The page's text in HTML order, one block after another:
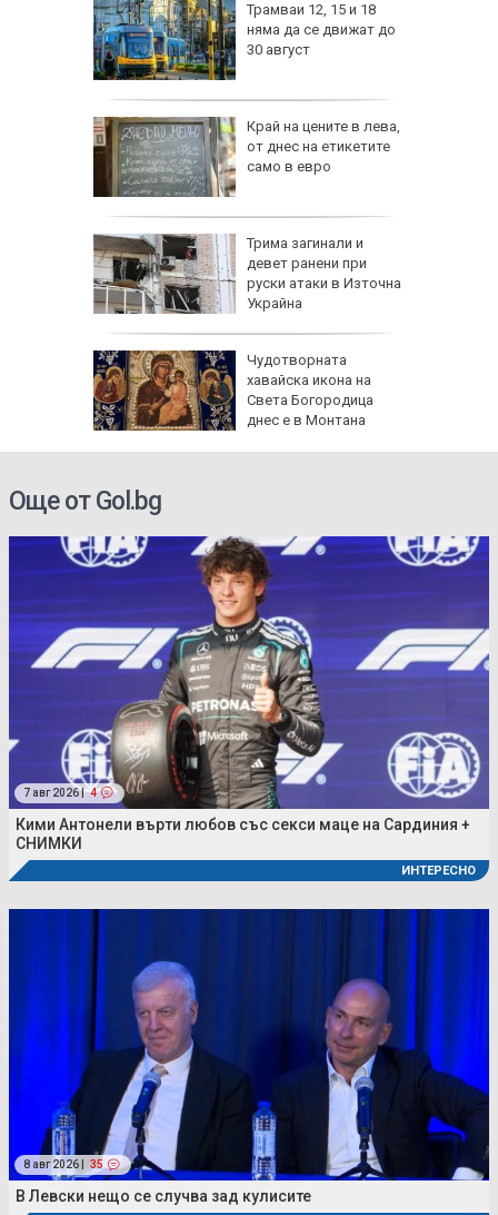
Трамваи 12, 15 и 18
няма да се движат до
30 август
Край на цените в лева,
от днес на етикетите
само в евро
Трима загинали и
девет ранени при
руски атаки в Източна
Украйна
Чудотворната
хавайска икона на
Света Богородица
днес е в Монтана
Още от Gol.bg
7 авг 2026 | 4
Кими Антонели върти любов със секси маце на Сардиния +
СНИМКИ
ИНТЕРЕСНО
8 авг 2026 | 35
В Левски нещо се случва зад кулисите